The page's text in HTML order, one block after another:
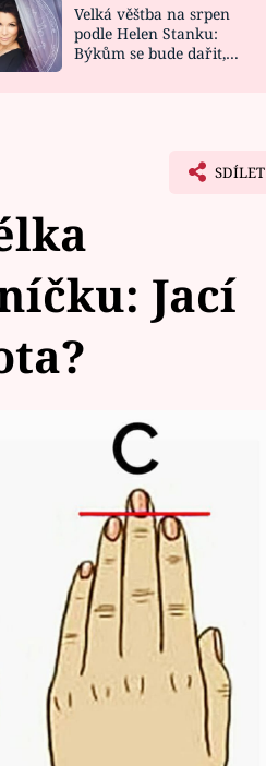
Velká věštba na srpen
podle Helen Stanku:
Býkům se bude dařit,
SDÍLET
Jací